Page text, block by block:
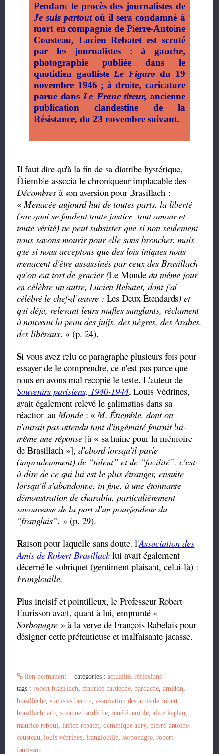
Pendant le procès des journalistes de
Je suis partoutoù il sera condamné à
mort en compagnie de Pierre-Antoine
Cousteau, Lucien Rebatet est scruté
par les journalistes : à gauche,
photographie publiée dans le
quotidien gaulliste Le Figaro du 19
novembre 1946 ; à droite, caricature
parue dans Le Franc-tireur, ancienne
publication clandestine de la
Résistance, du 23 novembre suivant.
Il faut dire qu'à la fin de sa diatribe hystérique,
Étiemble associa le chroniqueur implacable des
Décombres à son aversion pour Brasillach :
« Menacée aujourd’hui de toutes parts, la liberté
(sur quoi se fondent toute justice, tout amour et
toute vérité) ne peut subsister que si non seulement
nous savons mourir pour elle sans broncher, mais
que si nous acceptons que des lois iniques nous
menacent d'être assassinés par ceux des Brasillach
qu'on eut tort de gracier (Le Monde du même jour
en célèbre un autre, Lucien Rebatet, dont j'ai
célébré le chef-d’œuvre :Les Deux Étendards) et
qui déjà, relevant leurs mufles sanglants, réclament
à nouveau la peau des juifs, des nègres, des Arabes,
des libéraux. » (p. 24).
Si vous avez relu ce paragraphe plusieurs fois pour
essayer de le comprendre, ce n'est pas parce que
nous en avons mal recopié le texte. L'auteur de
Souvenirs parisiens, 1940-1944, Louis Védrines,
avait également relevé le galimatias dans sa
réaction au Monde : « M. Étiemble, dont on
n'aurait pas attendu tant d'ingénuité fournit lui-
même une réponse [à « sa haine pour la mémoire
de Brasillach »],d'abord lorsqu'il parle
(imprudemment) de “talent” et de “facilité”, c'est-
à-dire de ce qui lui est le plus étranger, ensuite
lorsqu'il s'abandonne, in fine, à une étonnante
démonstration de charabia, particulièrement
savoureuse de la part d'un pourfendeur du
“franglais”. » (p. 29).
Raison pour laquelle sans doute, l'Association des
Amis de Robert Brasillach lui avait également
décerné le sobriquet (gentiment plaisant, celui-là) :
Franglouille.
Plus incisif et pointilleux, le Professeur Robert
Faurisson avait, quant à lui, emprunté «
Sorbonagre » à la verve de François Rabelais pour
désigner cette prétentieuse et malfaisante jacasse.
lien permanent catégories :actualité,réflexions
tags :robert brasillach,maurice bardèche,bardache,amidon,
brasillèche,stanislas berton,association des amis de robert
brasillach,arb,suzanne bardèche,rené étiemble,alice kaplan,
maurice reboul,lucien rebatet,dominique aury,pierre-antoine
cousteau,louis védrines,franglouille,sorbonagre,robert
faurisson